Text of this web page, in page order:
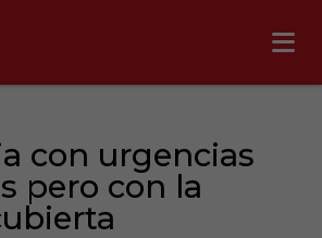
con urgencias
pero con la